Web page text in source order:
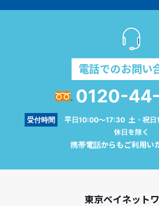
電話でのお問い
0120-
受付時間
平日10:00～17:30 土・祝日
休日を除く
携帯電話からもご利用い
東京ベイネット